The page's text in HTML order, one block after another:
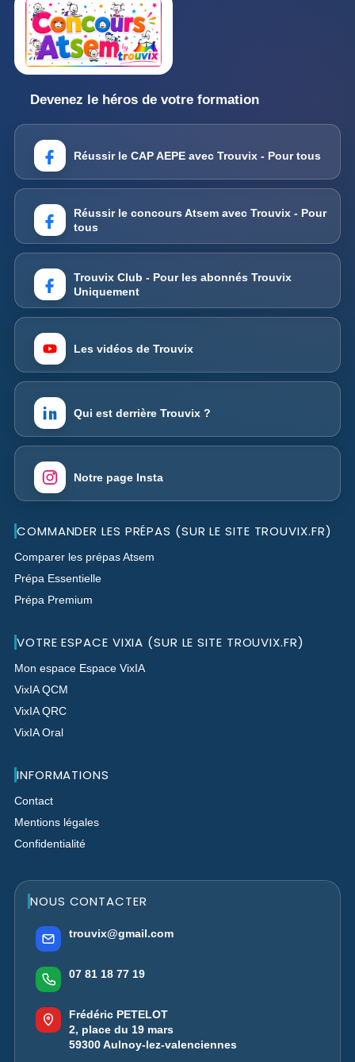
Devenez le héros de votre formation
Réussir le CAP AEPE avec Trouvix - Pour tous
Réussir le concours Atsem avec Trouvix - Pour
tous
Trouvix Club - Pour les abonnés Trouvix
Uniquement
Les vidéos de Trouvix
Qui est derrière Trouvix ?
Notre page Insta
COMMANDER LES PRÉPAS (SUR LE SITE TROUVIX.FR)
Comparer les prépas Atsem
Prépa Essentielle
Prépa Premium
VOTRE ESPACE VIXIA (SUR LE SITE TROUVIX.FR)
Mon espace Espace VixIA
VixIA QCM
VixIA QRC
VixIA Oral
INFORMATIONS
Contact
Mentions légales
Confidentialité
NOUS CONTACTER
trouvix@gmail.com
07 81 18 77 19
Frédéric PETELOT
2, place du 19 mars
59300 Aulnoy-lez-valenciennes